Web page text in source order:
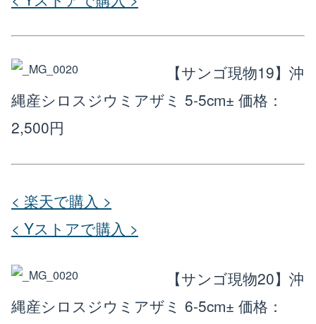
【サンゴ現物19】沖
縄産シロスジウミアザミ 5-5cm± 価格：
2,500円
< 楽天で購入 >
< Yストアで購入 >
【サンゴ現物20】沖
縄産シロスジウミアザミ 6-5cm± 価格：